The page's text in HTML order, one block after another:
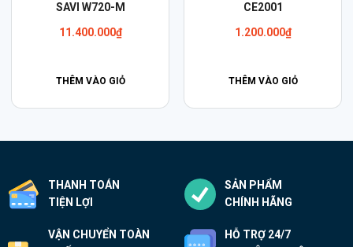
Voyager Focus UC – B825
THÊM VÀO GIỎ
3.5mm IP-TOUCH (Alcatel
THÊM VÀO GIỎ
THANH TOÁN
TIỆN LỢI
SẢN PHẨM
CHÍNH HÃNG
VẬN CHUYỂN TOÀN
HỖ TRỢ 24/7